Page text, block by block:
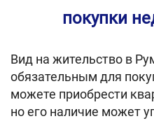
покупки
Вид на жительство в
обязательным для
можете приобрести
но его наличие может